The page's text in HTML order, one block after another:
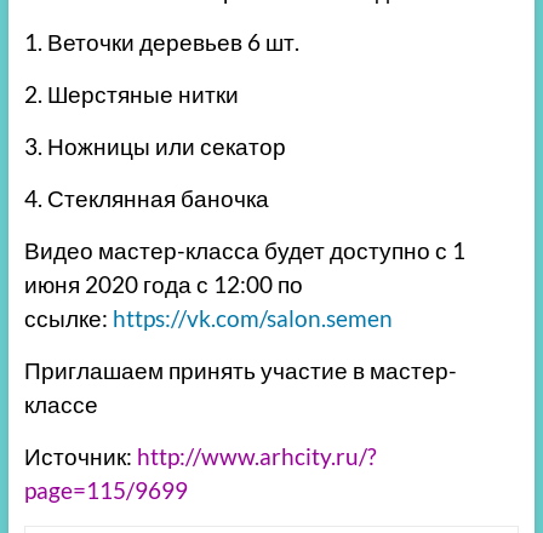
1. Веточки деревьев 6 шт.
2. Шерстяные нитки
3. Ножницы или секатор
4. Стеклянная баночка
Видео мастер-класса будет доступно с 1
июня 2020 года с 12:00 по
ссылке: https://vk.com/salon.semen
Приглашаем принять участие в мастер-
классе
Источник: http://www.arhcity.ru/?
page=115/9699